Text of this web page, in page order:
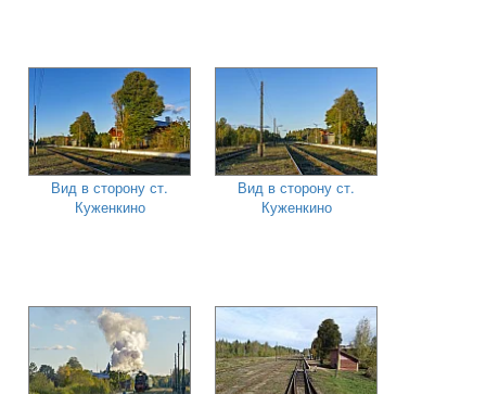
Вид в сторону ст.
Куженкино
Вид в сторону ст.
Куженкино